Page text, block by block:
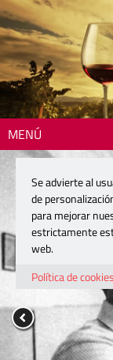
MENÚ
Se advierte al
de
para mejorar
estrictamente
web.
Política de cookies